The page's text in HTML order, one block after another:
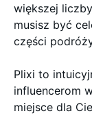
większej
musisz być
części
Plixi to
influencerom
miejsce dla